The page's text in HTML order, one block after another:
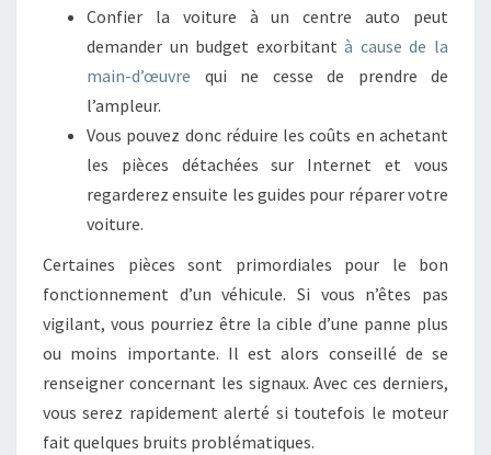
Confier la voiture à un centre auto peut
demander un budget exorbitantà cause de la
main-d’œuvre qui ne cesse de prendre de
l’ampleur.
Vous pouvez donc réduire les coûts en achetant
les pièces détachées sur Internet et vous
regarderez ensuite les guides pour réparer votre
voiture.
Certaines pièces sont primordiales pour le bon
fonctionnement d’un véhicule. Si vous n’êtes pas
vigilant, vous pourriez être la cible d’une panne plus
ou moins importante. Il est alors conseillé de se
renseigner concernant les signaux. Avec ces derniers,
vous serez rapidement alerté si toutefois le moteur
fait quelques bruits problématiques.